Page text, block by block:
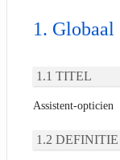
Globaal
TITEL
Assistent-opticien
DEFINITIE